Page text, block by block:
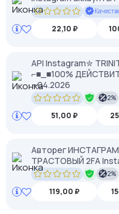
22,10 ₽
API Instagram✮
⌐■_■100%
~04.2026
2%
51,00 ₽
Авторег
ТРАСТОВЫЙ 2FA
2%
119,00 ₽